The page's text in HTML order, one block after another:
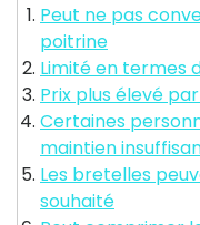
Peut ne pas
poitrine
Limité en termes
Prix plus élevé
Certaines
maintien
Les bretelles
souhaité